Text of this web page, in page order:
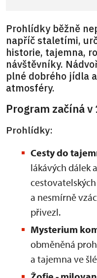
Prohlídky běžně
napříč staletími,
historie, tajemna,
návštěvníky.
plné dobrého jídla
atmosféry.
Program začíná v
Prohlídky:
Cesty do
lákávých dálek
a nesmírně
přivezl.
Mysterium
obměněná
a tajemna ve